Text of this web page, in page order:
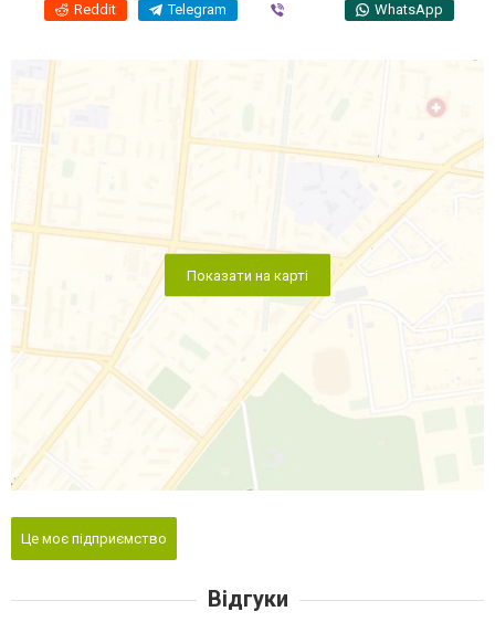
Reddit Telegram WhatsApp
Показати на карті
Це моє підприємство
Відгуки